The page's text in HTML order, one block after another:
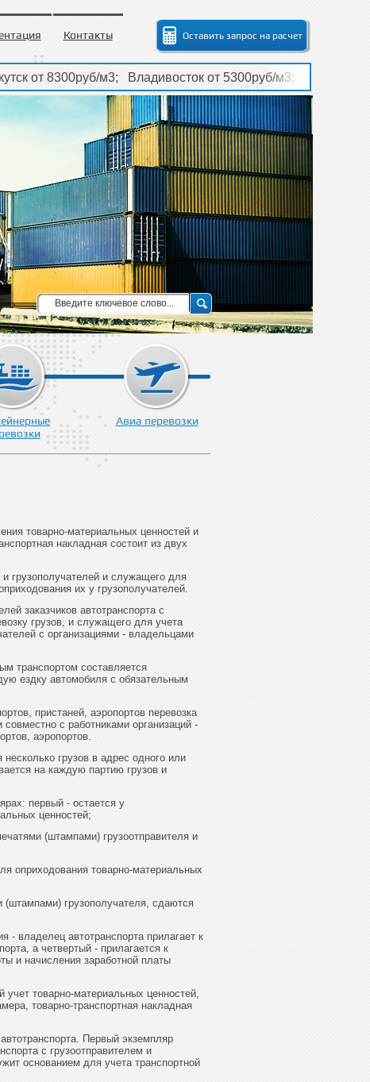
м3; Владивосток от 5300руб/м3; Хабаровск от
м3; Владивосток от 5300руб/м3; Хабаровск от
Контакты Оставить запрос на расчет
Авиа перевозки
товарно-материальных ценностей и
накладная состоит из двух
грузополучателей и служащего для
их у грузополучателей.
заказчиков автотранспорта с
грузов, и служащего для учета
с организациями - владельцами
транспортом составляется
ездку автомобиля с обязательным
пристаней, аэропортов перевозка
с работниками организаций -
аэропортов.
грузов в адрес одного или
на каждую партию грузов и
первый - остается у
ценностей;
(штампами) грузоотправителя и
оприходования товарно-материальных
(штампами) грузополучателя, сдаются
- владелец автотранспорта прилагает к
а четвертый - прилагается к
и начисления заработной платы
учет товарно-материальных ценностей,
товарно-транспортная накладная
Первый экземпляр
с грузоотправителем и
основанием для учета транспортной